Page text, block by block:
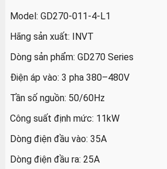
Model: GD270-011-4-L1
Hãng sản xuất: INVT
Dòng sản phẩm: GD270 Series
Điện áp vào: 3 pha 380–480V
Tần số nguồn: 50/60Hz
Công suất định mức: 11kW
Dòng điện đầu vào: 35A
Dòng điện đầu ra: 25A